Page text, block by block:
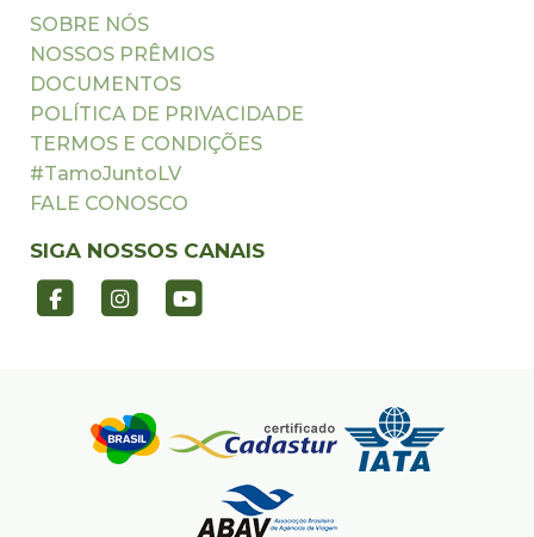
SOBRE NÓS
NOSSOS PRÊMIOS
DOCUMENTOS
POLÍTICA DE PRIVACIDADE
TERMOS E CONDIÇÕES
#TamoJuntoLV
FALE CONOSCO
SIGA NOSSOS CANAIS